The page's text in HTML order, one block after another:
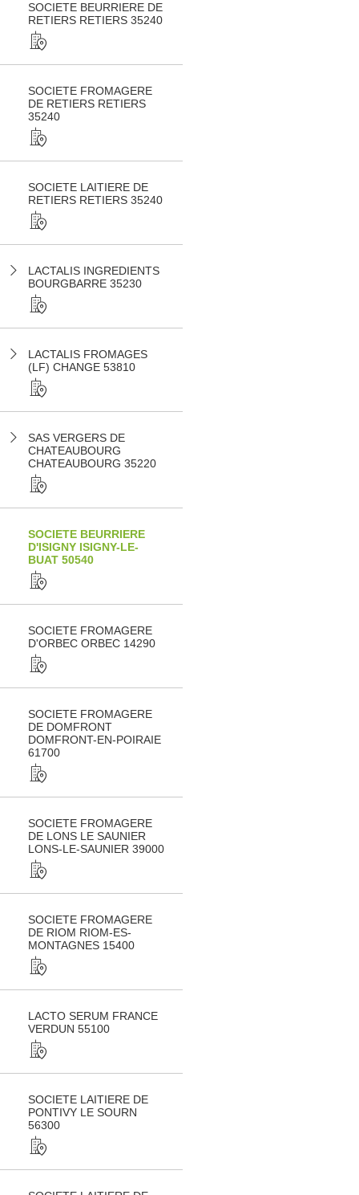
SOCIETE BEURRIERE DE
RETIERS RETIERS 35240
SOCIETE FROMAGERE
DE RETIERS RETIERS
35240
SOCIETE LAITIERE DE
RETIERS RETIERS 35240
LACTALIS INGREDIENTS
BOURGBARRE 35230
LACTALIS FROMAGES
(LF) CHANGE 53810
SAS VERGERS DE
CHATEAUBOURG
CHATEAUBOURG 35220
SOCIETE BEURRIERE
D'ISIGNY ISIGNY-LE-
BUAT 50540
SOCIETE FROMAGERE
D'ORBEC ORBEC 14290
SOCIETE FROMAGERE
DE DOMFRONT
DOMFRONT-EN-POIRAIE
61700
SOCIETE FROMAGERE
DE LONS LE SAUNIER
LONS-LE-SAUNIER 39000
SOCIETE FROMAGERE
DE RIOM RIOM-ES-
MONTAGNES 15400
LACTO SERUM FRANCE
VERDUN 55100
SOCIETE LAITIERE DE
PONTIVY LE SOURN
56300